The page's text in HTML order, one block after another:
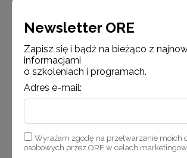
Czytaj więcej
Newsletter ORE
Zapisz się i bądź na bieżąco z
informacjami
o szkoleniach i programach.
Adres e-mail:
Wyrażam zgodę na przetwarzanie moich
osobowych przez ORE w celach